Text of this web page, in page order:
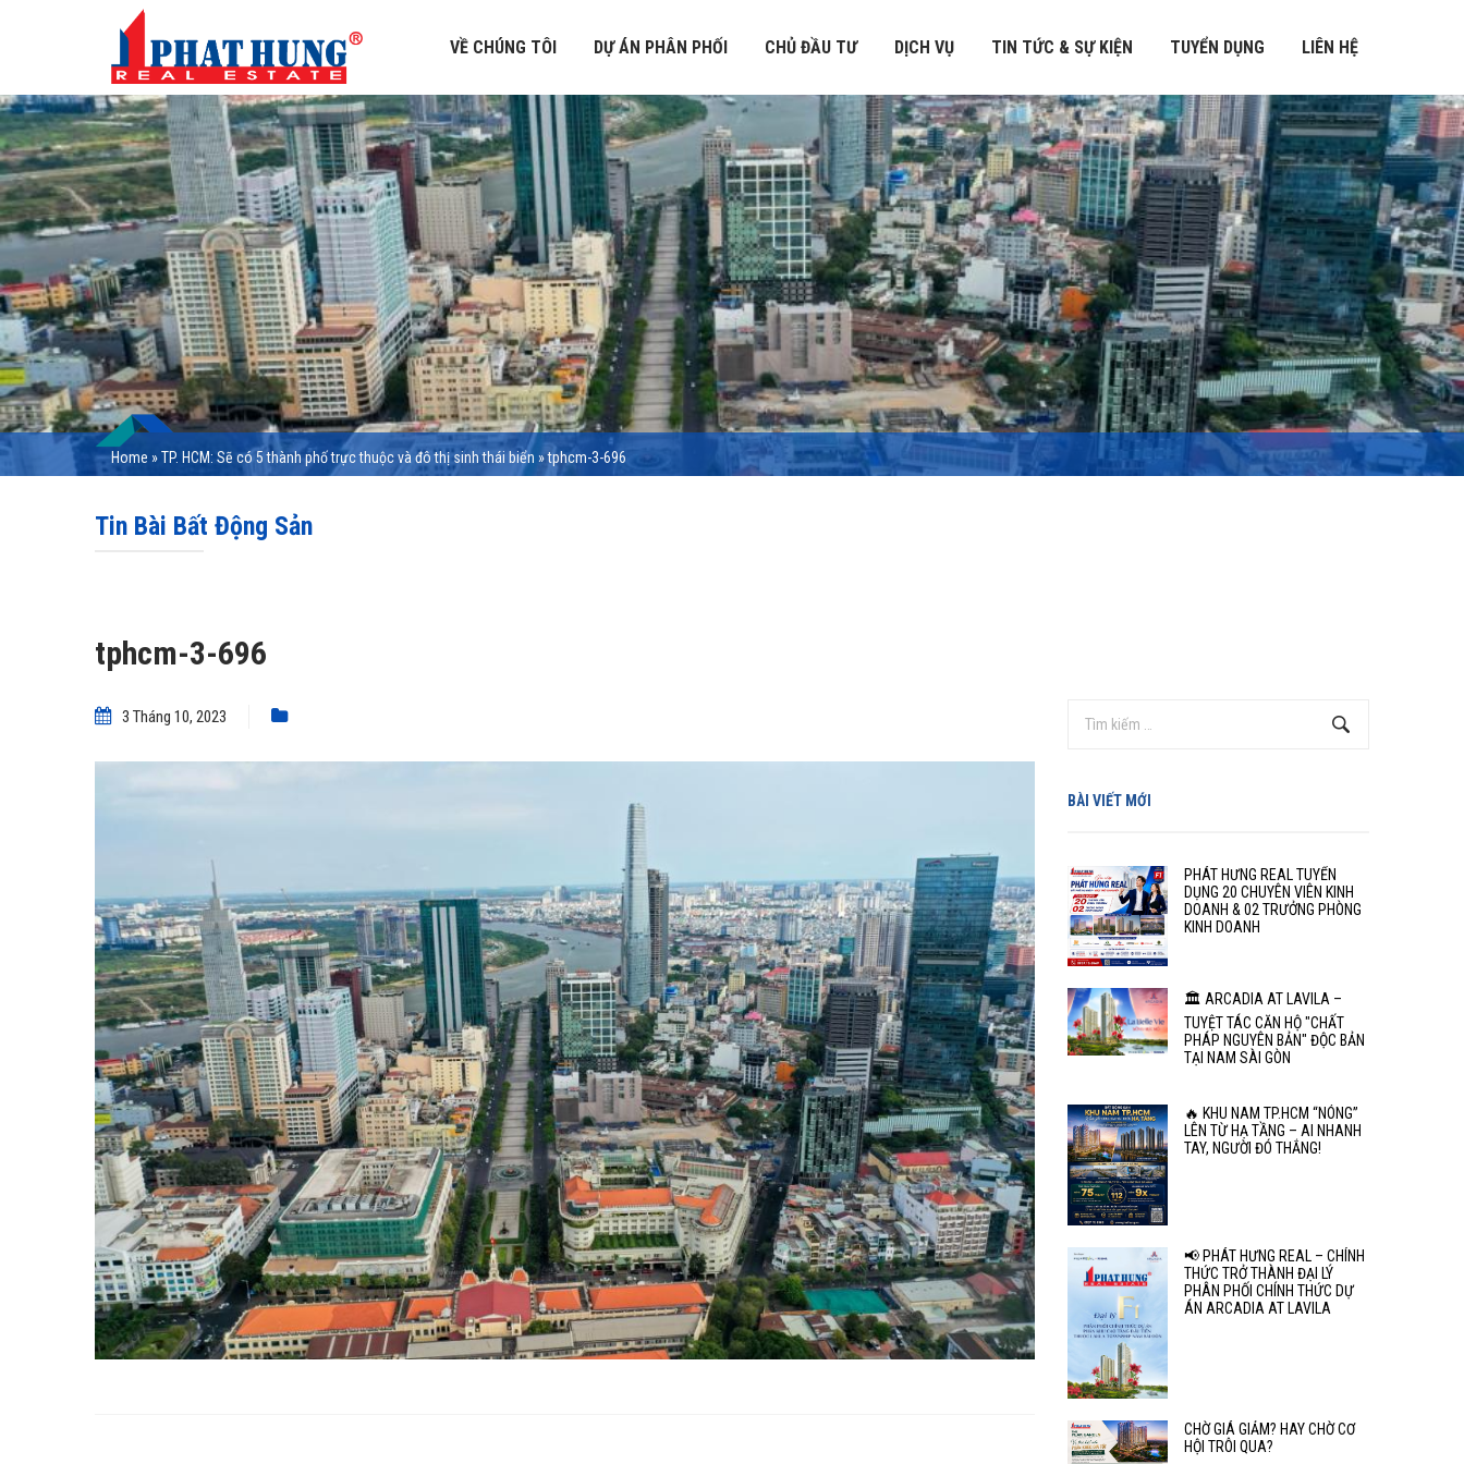
VỀ CHÚNG TÔI DỰ ÁN PHÂN PHỐI CHỦ ĐẦU TƯ DỊCH VỤ TIN TỨC & SỰ KIỆN TUYỂN DỤNG LIÊN HỆ
Home »TP. HCM: Sẽ có 5 thành phố trực thuộc và đô thị sinh thái biển »tphcm-3-696
Tin Bài Bất Động Sản
tphcm-3-696
3 Tháng 10, 2023
BÀI VIẾT MỚI
PHÁT HƯNG REAL TUYỂN
DỤNG 20 CHUYÊN VIÊN KINH
DOANH & 02 TRƯỞNG PHÒNG
KINH DOANH
🏛️ ARCADIA AT LAVILA –
TUYỆT TÁC CĂN HỘ "CHẤT
PHÁP NGUYÊN BẢN" ĐỘC BẢN
TẠI NAM SÀI GÒN
🔥 KHU NAM TP.HCM “NÓNG”
LÊN TỪ HẠ TẦNG – AI NHANH
TAY, NGƯỜI ĐÓ THẮNG!
📢 PHÁT HƯNG REAL – CHÍNH
THỨC TRỞ THÀNH ĐẠI LÝ
PHÂN PHỐI CHÍNH THỨC DỰ
ÁN ARCADIA AT LAVILA
CHỜ GIÁ GIẢM? HAY CHỜ CƠ
HỘI TRÔI QUA?